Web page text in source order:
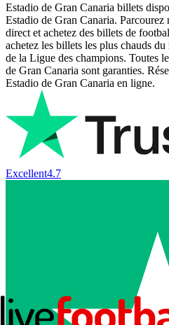
Estadio de Gran Canaria billets
Estadio de Gran Canaria.
direct et achetez des billets de
achetez les billets les plus chauds
de la Ligue des champions. Toutes
de Gran Canaria sont garanties.
Estadio de Gran Canaria en ligne.
Excellent4.7